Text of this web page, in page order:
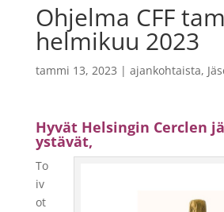
Ohjelma CFF
helmikuu 2023
tammi 13, 2023 | ajankohtaista,
Hyvät Helsingin Cerclen
ystävät,
To
iv
ot